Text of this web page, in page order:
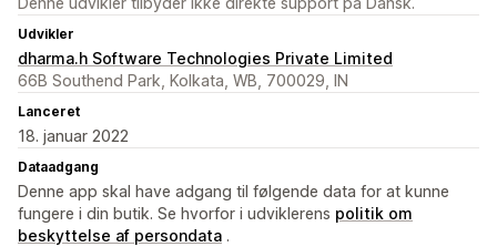
Udvikler
dharma.h Software Technologies Private Limited
66B Southend Park, Kolkata, WB, 700029, IN
Lanceret
18. januar 2022
Dataadgang
Denne app skal have adgang til følgende data for at kunne
fungere i din butik. Se hvorfor i udviklerens politik om
beskyttelse af persondata .